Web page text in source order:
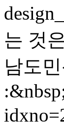
는 것
남도